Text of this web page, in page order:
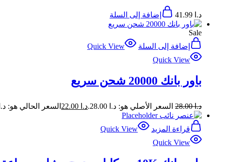
د.ا إضافة إلى السلة
Sale
إضافة إلى السلة
Quick View
Quick View
باور بانك 20000 شحن سريع
د.ا28.00 السعر الأصلي هو: د.ا 28.00. د.ا السعر الحالي هو: د.ا 22.00.
قراءة المزيد
Quick View
Quick View